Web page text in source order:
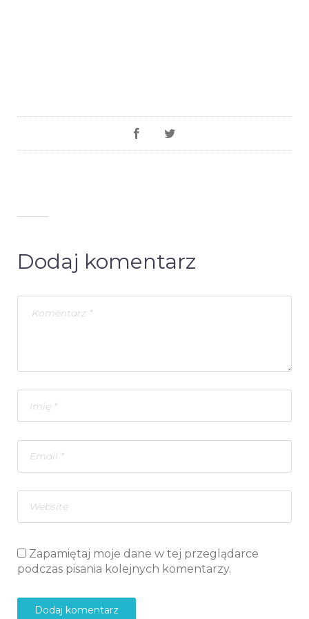
Dodaj komentarz
Zapamiętaj moje dane w tej przeglądarce
podczas pisania kolejnych komentarzy.